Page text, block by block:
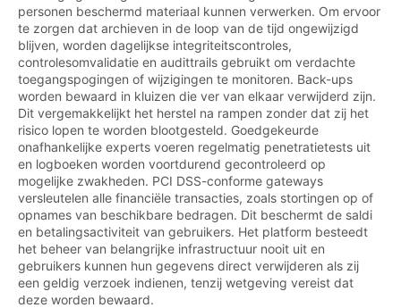
personen beschermd materiaal kunnen verwerken. Om ervoor
te zorgen dat archieven in de loop van de tijd ongewijzigd
blijven, worden dagelijkse integriteitscontroles,
controlesomvalidatie en audittrails gebruikt om verdachte
toegangspogingen of wijzigingen te monitoren. Back-ups
worden bewaard in kluizen die ver van elkaar verwijderd zijn.
Dit vergemakkelijkt het herstel na rampen zonder dat zij het
risico lopen te worden blootgesteld. Goedgekeurde
onafhankelijke experts voeren regelmatig penetratietests uit
en logboeken worden voortdurend gecontroleerd op
mogelijke zwakheden. PCI DSS-conforme gateways
versleutelen alle financiële transacties, zoals stortingen op of
opnames van beschikbare bedragen. Dit beschermt de saldi
en betalingsactiviteit van gebruikers. Het platform besteedt
het beheer van belangrijke infrastructuur nooit uit en
gebruikers kunnen hun gegevens direct verwijderen als zij
een geldig verzoek indienen, tenzij wetgeving vereist dat
deze worden bewaard.